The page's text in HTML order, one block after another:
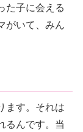
た子に会える
がいて、みん
ます。それは
るんです。当